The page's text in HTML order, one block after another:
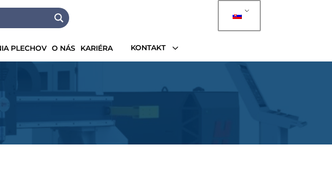
PLECHOV O NÁS KARIÉRA 3
KONTAKT